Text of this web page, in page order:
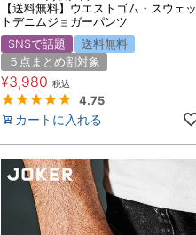
【送料無料】ウエストゴム・スウェッ
トデニムジョガーパンツ
SNSで話題
送料無料
５点まとめ割対象
¥3,980 税込
4.75
カートに入れる